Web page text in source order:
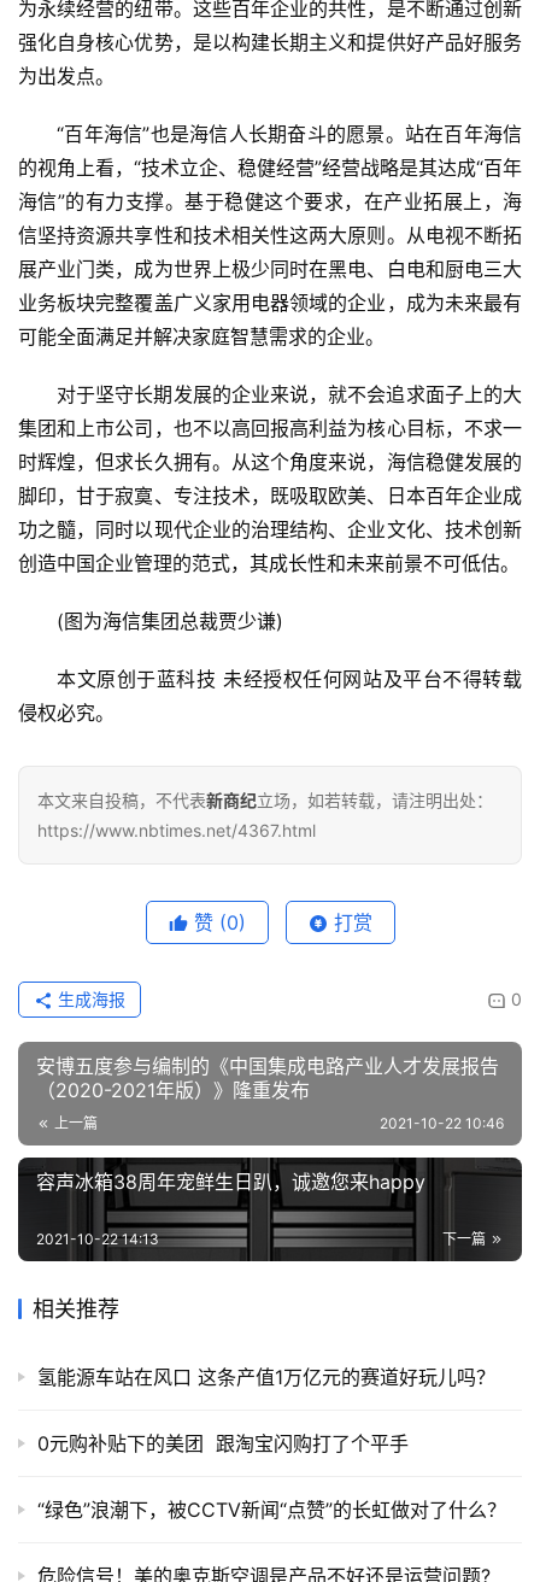
纪
数
商
新
商
专
栏
题
为永续经营的纽带。这些百年企业的共性，是不断通过创新
强化自身核心优势，是以构建长期主义和提供好产品好服务
为出发点。
“百年海信”也是海信人长期奋斗的愿景。站在百年海信
的视角上看，“技术立企、稳健经营”经营战略是其达成“百年
海信”的有力支撑。基于稳健这个要求，在产业拓展上，海
信坚持资源共享性和技术相关性这两大原则。从电视不断拓
展产业门类，成为世界上极少同时在黑电、白电和厨电三大
业务板块完整覆盖广义家用电器领域的企业，成为未来最有
可能全面满足并解决家庭智慧需求的企业。
对于坚守长期发展的企业来说，就不会追求面子上的大
集团和上市公司，也不以高回报高利益为核心目标，不求一
时辉煌，但求长久拥有。从这个角度来说，海信稳健发展的
脚印，甘于寂寞、专注技术，既吸取欧美、日本百年企业成
功之髓，同时以现代企业的治理结构、企业文化、技术创新
创造中国企业管理的范式，其成长性和未来前景不可低估。
(图为海信集团总裁贾少谦)
本文原创于蓝科技 未经授权任何网站及平台不得转载
侵权必究。
本文来自投稿，不代表新商纪立场，如若转载，请注明出处：
https://www.nbtimes.net/4367.html
赞 (0) 打赏
0
生成海报
安博五度参与编制的《中国集成电路产业人才发展报告
（2020-2021年版）》隆重发布
上一篇 2021-10-22 10:46
容声冰箱38周年宠鲜生日趴，诚邀您来happy
下一篇
2021-10-22 14:13
相关推荐
氢能源车站在风口 这条产值1万亿元的赛道好玩儿吗？
0元购补贴下的美团 跟淘宝闪购打了个平手
“绿色”浪潮下，被CCTV新闻“点赞”的长虹做对了什么？
危险信号！美的奥克斯空调是产品不好还是运营问题?